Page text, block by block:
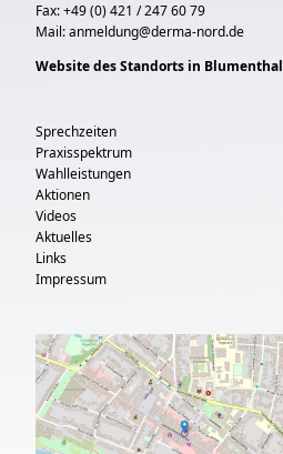
Fax: +49 (0) 421 / 247 60 79
Mail:anmeldung@derma-nord.de
Website des Standorts in Blumenthal
Sprechzeiten
Praxisspektrum
Wahlleistungen
Aktionen
Videos
Aktuelles
Links
Impressum